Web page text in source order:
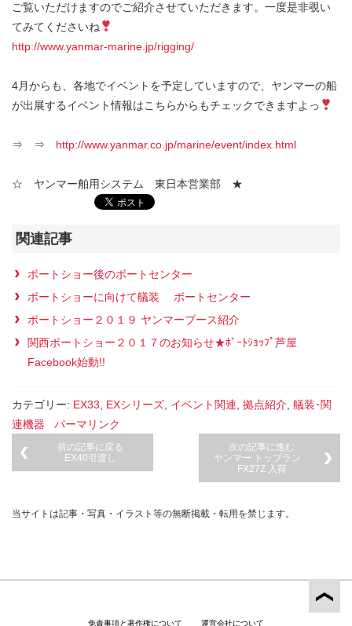
ご覧いただけますのでご紹介させていただきます。一度是非覗い
てみてくださいね
http://www.yanmar-marine.jp/rigging/
4月からも、各地でイベントを予定していますので、ヤンマーの船
が出展するイベント情報はこちらからもチェックできますよっ
⇒ ⇒ http://www.yanmar.co.jp/marine/event/index.html
☆ ヤンマー舶用システム 東日本営業部 ★
関連記事
ボートショー後のボートセンター
ボートショーに向けて艤装 ボートセンター
ボートショー２０１９ ヤンマーブース紹介
関西ボートショー２０１７のお知らせ★ﾎﾞｰﾄｼｮｯﾌﾟ芦屋
Facebook始動!!
カテゴリー: EX33 EXシリーズ イベント関連 拠点紹介 艤装･関
連機器
パーマリンク
前の記事に戻る
EX40引渡し
次の記事に進む
ヤンマー トップラン
FX27Z 入荷
当サイトは記事・写真・イラスト等の無断掲載・転用を禁じます。
免責事項と著作権について 運営会社について